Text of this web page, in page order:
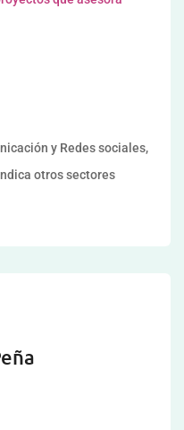
y Redes sociales,
otros sectores